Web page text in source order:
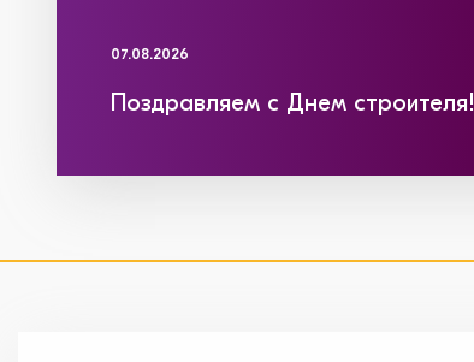
07.08.2026
Поздравляем с Днем строителя!